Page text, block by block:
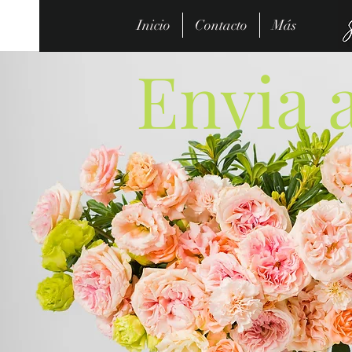
Inicio Contacto Más
Envia